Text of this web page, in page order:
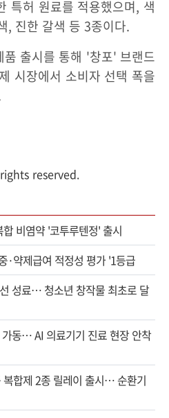
특허 원료를 적용했으며, 색
, 진한 갈색 등 3종이다.
출시를 통해 '창포' 브랜드
시장에서 소비자 선택 폭을
reserved.
비염약 '코투루텐정' 출시
·약제급여 적정성 평가 '1등급
성료… 청소년 창작물 최초로 달
동… AI 의료기기 진료 현장 안착
복합제 2종 릴레이 출시… 순환기